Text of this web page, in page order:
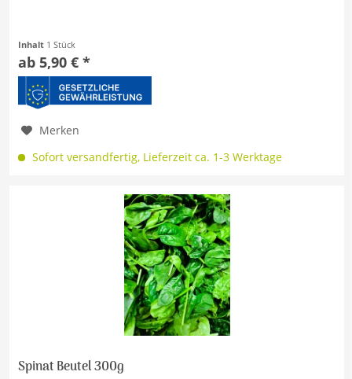
Inhalt 1 Stück
ab 5,90 € *
Merken
Sofort versandfertig, Lieferzeit ca. 1-3 Werktage
Spinat Beutel 300g